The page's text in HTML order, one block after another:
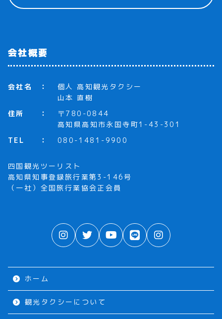
会社概要
会社名
個人 高知観光タクシー
山本 直樹
住所
〒780-0844
高知県高知市永国寺町1-43-301
TEL
080-1481-9900
四国観光ツーリスト
高知県知事登録旅行業第3-146号
（一社）全国旅行業協会正会員
ホーム
観光タクシーについて